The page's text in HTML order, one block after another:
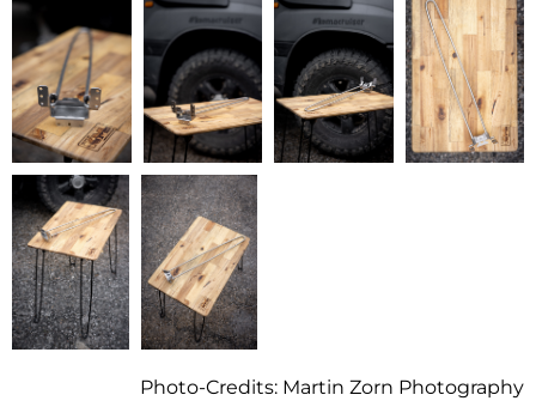
Photo-Credits: Martin Zorn Photography